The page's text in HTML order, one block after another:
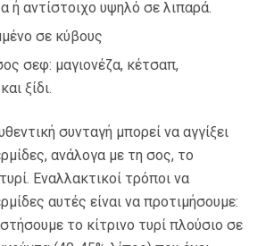
ή αντίστοιχο υψηλό σε λιπαρά.
σε κύβους
σεφ: μαγιονέζα, κέτσαπ,
ξίδι.
συνταγή μπορεί να αγγίξει
ανάλογα με τη σος, το
Εναλλακτικοί τρόποι να
αυτές είναι να προτιμήσουμε:
το κίτρινο τυρί πλούσιο σε